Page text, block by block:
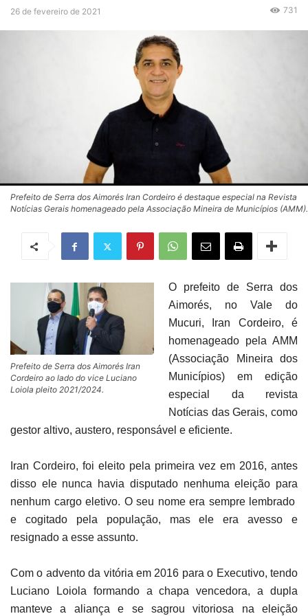
26 de fevereiro de 2021 731
Prefeito de Serra dos Aimorés Iran Cordeiro é destaque especial na Revista
Notícias Gerais homenageado pela Associação Mineira de Municípios (AMM).
Prefeito de Serra dos Aimorés Iran
Cordeiro ao lado do vice Luciano
Loiola pleito 2021/2024.
O prefeito de Serra dos
Aimorés, no Vale do
Mucuri, Iran Cordeiro, é
homenageado pela AMM
(Associação Mineira dos
Municípios) em edição
especial da revista
Notícias das Gerais, como
gestor altivo, austero, responsável e eficiente.
Iran Cordeiro, foi eleito pela primeira vez em 2016, antes
disso ele nunca havia disputado nenhuma eleição para
nenhum cargo eletivo. O seu nome era sempre lembrado
e cogitado pela população, mas ele era avesso e
resignado a esse assunto.
Com o advento da vitória em 2016 para o Executivo, tendo
Luciano Loiola formando a chapa vencedora, a dupla
manteve a aliança e se sagrou vitoriosa na eleição